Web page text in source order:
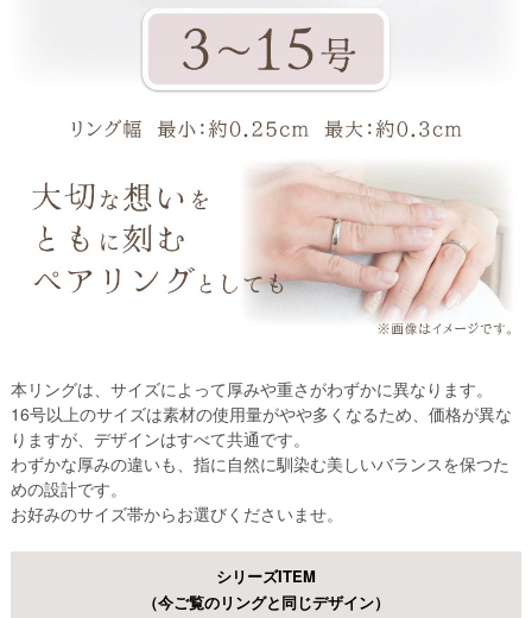
本リングは、サイズによって厚みや重さがわずかに異なります。
16号以上のサイズは素材の使用量がやや多くなるため、価格が異な
りますが、デザインはすべて共通です。
わずかな厚みの違いも、指に自然に馴染む美しいバランスを保つた
めの設計です。
お好みのサイズ帯からお選びくださいませ。
シリーズITEM
（今ご覧のリングと同じデザイン）